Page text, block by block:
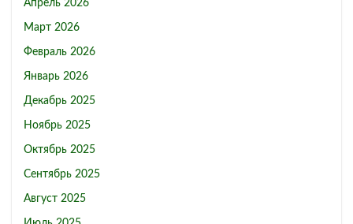
Апрель 2026
Март 2026
Февраль 2026
Январь 2026
Декабрь 2025
Ноябрь 2025
Октябрь 2025
Сентябрь 2025
Август 2025